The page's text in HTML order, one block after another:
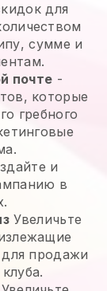
для
сумме и
почте -
которые
гребного
и
в
Увеличьте
продажи